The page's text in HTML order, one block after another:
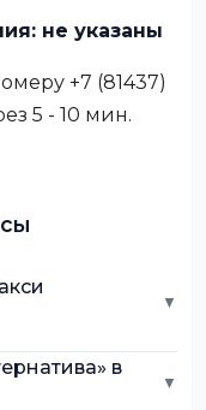
не указаны
+7 (81437)
5 - 10 мин.
▼
в
▼